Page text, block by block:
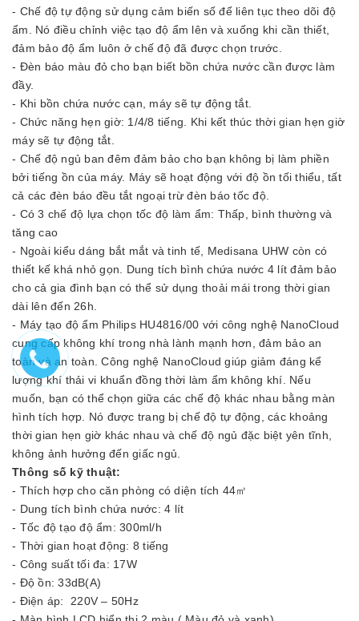
-️ Chế độ tự động sử dụng cảm biến số để liên tục theo dõi độ
ẩm. Nó điều chỉnh việc tạo độ ẩm lên và xuống khi cần thiết,
đảm bảo độ ẩm luôn ở chế độ đã được chọn trước.
- Đèn báo màu đỏ cho bạn biết bồn chứa nước cần được làm
đầy.
-️ Khi bồn chứa nước cạn, máy sẽ tự động tắt.
-️ Chức năng hẹn giờ: 1/4/8 tiếng. Khi kết thúc thời gian hẹn giờ
máy sẽ tự động tắt.
-️ Chế độ ngủ ban đêm đảm bảo cho bạn không bị làm phiền
bởi tiếng ồn của máy. Máy sẽ hoạt động với độ ồn tối thiểu, tất
cả các đèn báo đều tắt ngoại trừ đèn báo tốc độ.
-️ Có 3 chế độ lựa chọn tốc độ làm ẩm: Thấp, bình thường và
tăng cao
- Ngoài kiểu dáng bắt mắt và tinh tế, Medisana UHW còn có
thiết kế khá nhỏ gọn. Dung tích bình chứa nước 4 lít đảm bảo
cho cả gia đình bạn có thể sử dụng thoải mái trong thời gian
dài lên đến 26h.
- Máy tạo độ ẩm Philips HU4816/00 với công nghệ NanoCloud
cung cấp không khí trong nhà lành mạnh hơn, đảm bảo an
toàn và an toàn. Công nghệ NanoCloud giúp giảm đáng kể
lượng khí thải vi khuẩn đồng thời làm ẩm không khí. Nếu
muốn, bạn có thể chọn giữa các chế độ khác nhau bằng màn
hình tích hợp. Nó được trang bị chế độ tự động, các khoảng
thời gian hẹn giờ khác nhau và chế độ ngủ đặc biệt yên tĩnh,
không ảnh hưởng đến giấc ngủ.
Thông số kỹ thuật:
- Thích hợp cho căn phòng có diện tích 44㎡
- Dung tích bình chứa nước: 4 lít
- Tốc độ tạo độ ẩm: 300ml/h
- Thời gian hoạt động: 8 tiếng
- Công suất tối đa: 17W
- Độ ồn: 33dB(A)
- Điện áp: 220V – 50Hz